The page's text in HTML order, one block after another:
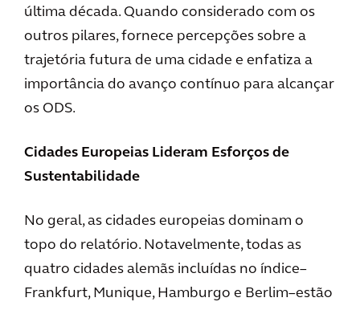
última década. Quando considerado com os
outros pilares, fornece percepções sobre a
trajetória futura de uma cidade e enfatiza a
importância do avanço contínuo para alcançar
os ODS.
Cidades Europeias Lideram Esforços de
Sustentabilidade
No geral, as cidades europeias dominam o
topo do relatório. Notavelmente, todas as
quatro cidades alemãs incluídas no índice–
Frankfurt, Munique, Hamburgo e Berlim–estão